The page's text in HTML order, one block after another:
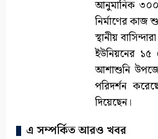
আনুমানিক ৩০০
নির্মাণের কাজ
স্থানীয়
ইউনিয়নের ১৫
আশাশুনি
পরিদর্শন
দিয়েছেন।
এ সম্পর্কিত আরও খবর